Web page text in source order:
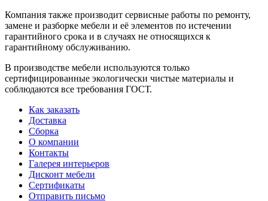
Компания также производит сервисные работы по ремонту,
замене и разборке мебели и её элементов по истечении
гарантийного срока и в случаях не относящихся к
гарантийному обслуживанию.
В производстве мебели используются только
сертифицированные экологически чистые материалы и
соблюдаются все требования ГОСТ.
Как заказать
Доставка
Сборка
О компании
Контакты
Галерея интерьеров
Дисконт мебели
Сертификаты
Отправить письмо